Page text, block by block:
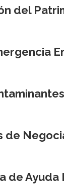
del
de
de